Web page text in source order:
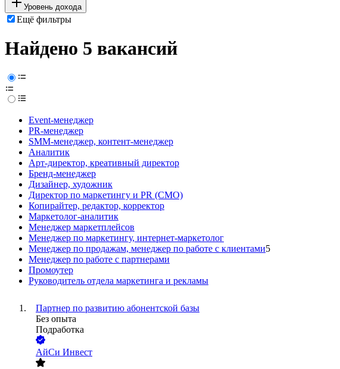
Уровень дохода
Ещё фильтры
Найдено 5 вакансий
Event-менеджер
PR-менеджер
SMM-менеджер, контент-менеджер
Аналитик
Арт-директор, креативный директор
Бренд-менеджер
Дизайнер, художник
Директор по маркетингу и PR (CMO)
Копирайтер, редактор, корректор
Маркетолог-аналитик
Менеджер маркетплейсов
Менеджер по маркетингу, интернет-маркетолог
Менеджер по продажам, менеджер по работе с клиентами5
Менеджер по работе с партнерами
Промоутер
Руководитель отдела маркетинга и рекламы
Партнер по развитию абонентской базы
Без опыта
Подработка
АйСи Инвест